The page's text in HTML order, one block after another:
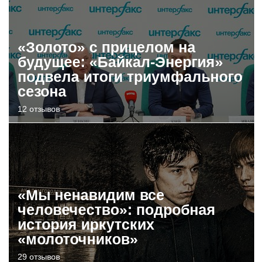
«Золото» с прицелом на
будущее: «Байкал-Энергия»
подвела итоги триумфального
сезона
12 отзывов
«Мы ненавидим все
человечество»: подробная
история иркутских
«молоточников»
29 отзывов